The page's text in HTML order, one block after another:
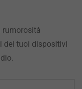
rumorosità
dei tuoi dispositivi